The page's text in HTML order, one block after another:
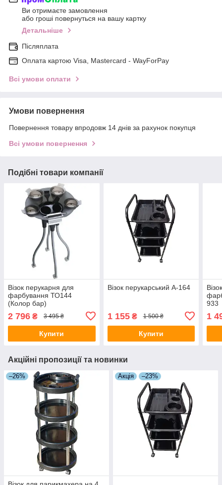
Ви отримаєте замовлення
або гроші повернуться на вашу картку
Детальніше
Післяплата
Оплата картою Visa, Mastercard - WayForPay
Всі умови оплати
Умови повернення
Повернення товару впродовж 14 днів за рахунок покупця
Всі умови повернення
Подібні товари компанії
Візок перукарня для
фарбування ТО144
(Колор бар)
2 796 ₴ 3 495 ₴
Купити
Візок перукарський A-164
1 155₴ 1 500 ₴
Купити
933
1
Акційні пропозиції та новинки
–26% Акція –23%